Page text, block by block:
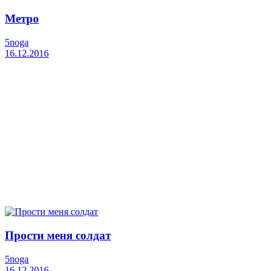
Метро
5noga
16.12.2016
Прости меня солдат
5noga